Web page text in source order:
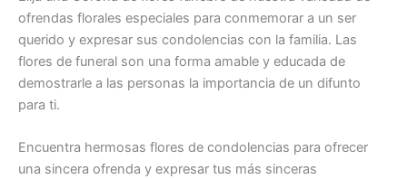
ofrendas florales especiales para conmemorar a un ser
querido y expresar sus condolencias con la familia. Las
flores de funeral son una forma amable y educada de
demostrarle a las personas la importancia de un difunto
para ti.
Encuentra hermosas flores de condolencias para ofrecer
una sincera ofrenda y expresar tus más sinceras